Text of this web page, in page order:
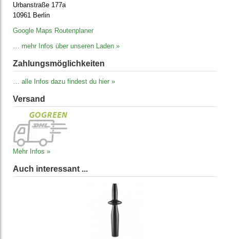
Urbanstraße 177a
10961 Berlin
Google Maps Routenplaner
… mehr Infos über unseren Laden »
Zahlungs­möglich­keiten
… alle Infos dazu findest du hier »
Versand
Mehr Infos »
Auch interessant ...